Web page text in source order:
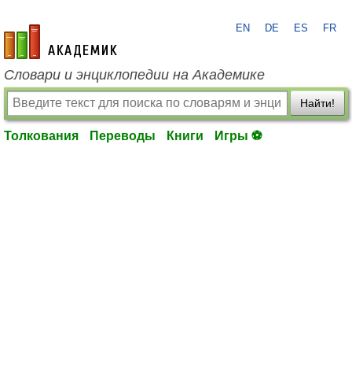
academic.ru
EN DE ES FR
Словари и энциклопедии на Академике
Найти!
Толкования Переводы Книги Игры ⚽